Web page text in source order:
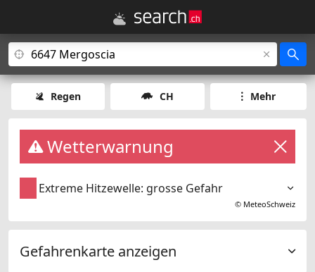
Regen CH Mehr
Wetterwarnung
Extreme Hitzewelle: grosse Gefahr
© MeteoSchweiz
Gefahrenkarte anzeigen